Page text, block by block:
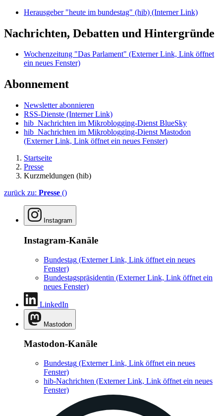
Herausgeber "heute im bundestag" (hib) (Interner Link)
Nachrichten, Debatten und Hintergründe
Wochenzeitung "Das Parlament" (Externer Link, Link öffnet
ein neues Fenster)
Abonnement
Newsletter abonnieren
RSS-Dienste (Interner Link)
hib_Nachrichten im Mikroblogging-Dienst BlueSky
hib_Nachrichten im Mikroblogging-Dienst Mastodon
(Externer Link, Link öffnet ein neues Fenster)
Startseite
Presse
Kurzmeldungen (hib)
zurück zu: Presse ()
Instagram
Instagram-Kanäle
Bundestag (Externer Link, Link öffnet ein neues
Fenster)
Bundestagspräsidentin (Externer Link, Link öffnet ein
neues Fenster)
LinkedIn
Mastodon
Mastodon-Kanäle
Bundestag (Externer Link, Link öffnet ein neues
Fenster)
hib-Nachrichten (Externer Link, Link öffnet ein neues
Fenster)